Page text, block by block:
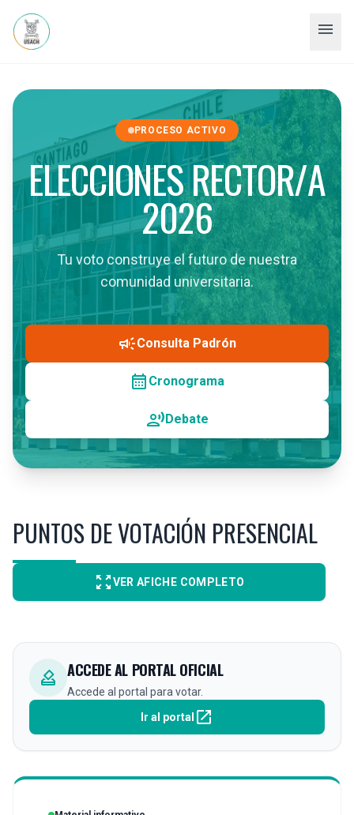
menu
PROCESO ACTIVO
ELECCIONES RECTOR/A
2026
Tu voto construye el futuro de nuestra
comunidad universitaria.
campaignConsulta Padrón
calendar_month Cronograma
record_voice_overDebate
PUNTOS DE VOTACIÓN PRESENCIAL
zoom_out_mapVER AFICHE COMPLETO
how_to_vote ACCEDE AL PORTAL OFICIAL
Accede al portal para votar.
Ir al portal open_in_new